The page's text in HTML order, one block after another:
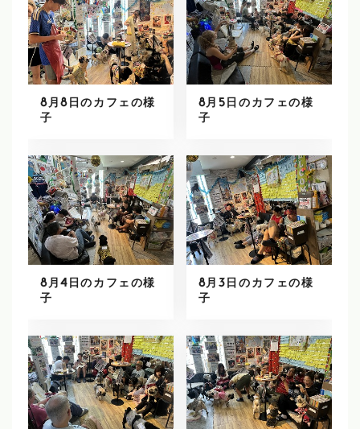
8月8日のカフェの様
子
8月5日のカフェの様
子
8月4日のカフェの様
子
8月3日のカフェの様
子